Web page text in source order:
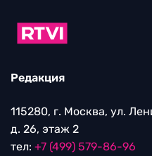
Редакция
115280, г. Москва, ул.
д. 26, этаж 2
тел: +7 (499) 579-86-96